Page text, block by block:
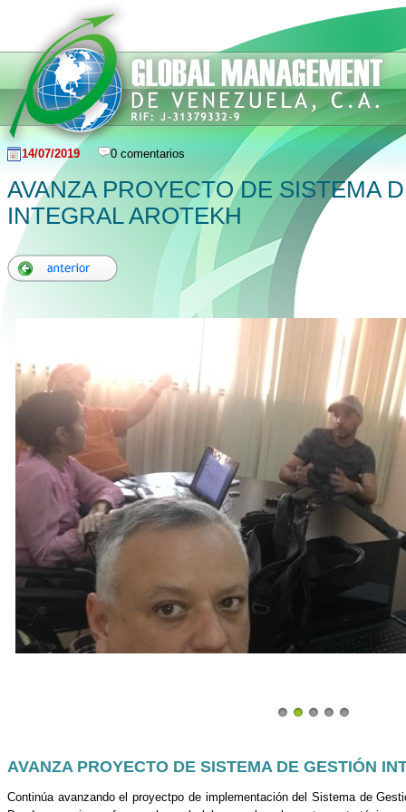
14/07/2019 0 comentarios
AVANZA PROYECTO DE SISTEMA
INTEGRAL AROTEKH
AVANZA PROYECTO DE SISTEMA DE GESTIÓN
Continúa avanzando el proyectpo de implementación del Sistema de